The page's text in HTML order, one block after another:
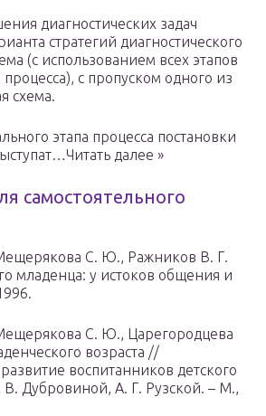
диагностических задач
стратегий диагностического
(с использованием всех этапов
процесса), с пропуском одного из
схема.
этапа процесса постановки
далее »
самостоятельного
С. Ю., Ражников В. Г.
младенца: у истоков общения и
С. Ю., Царегородцева
возраста //
воспитанников детского
Дубровиной, А. Г. Рузской. – М.,